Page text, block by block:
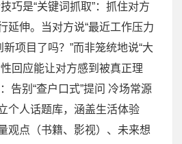
巧是“关键词抓取”：抓住对方
延伸。当对方说“最近工作压力
新项目了吗？”而非笼统地说“大
回应能让对方感到被真正理
告别“查户口式”提问 冷场常源
个人话题库，涵盖生活体验
观点（书籍、影视）、未来想